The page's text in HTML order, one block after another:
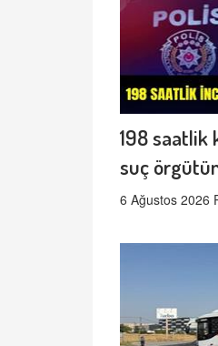
198 saatlik
suç
6 Ağustos 2026